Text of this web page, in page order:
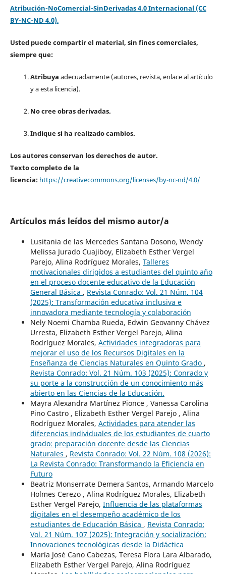
Atribución-NoComercial-SinDerivadas 4.0 Internacional (CC
BY-NC-ND 4.0).
Usted puede compartir el material, sin fines comerciales,
siempre que:
Atribuya adecuadamente (autores, revista, enlace al artículo
y a esta licencia).
No cree obras derivadas.
Indique si ha realizado cambios.
Los autores conservan los derechos de autor.
Texto completo de la
licencia: https://creativecommons.org/licenses/by-nc-nd/4.0/
Artículos más leídos del mismo autor/a
Lusitania de las Mercedes Santana Dosono, Wendy
Melissa Jurado Cuajiboy, Elizabeth Esther Vergel
Parejo, Alina Rodríguez Morales, Talleres
motivacionales dirigidos a estudiantes del quinto año
en el proceso docente educativo de la Educación
General Básica , Revista Conrado: Vol. 21 Núm. 104
(2025): Transformación educativa inclusiva e
innovadora mediante tecnología y colaboración
Nely Noemi Chamba Rueda, Edwin Geovanny Chávez
Urresta, Elizabeth Esther Vergel Parejo, Alina
Rodríguez Morales, Actividades integradoras para
mejorar el uso de los Recursos Digitales en la
Enseñanza de Ciencias Naturales en Quinto Grado ,
Revista Conrado: Vol. 21 Núm. 103 (2025): Conrado y
su porte a la construcción de un conocimiento más
abierto en las Ciencias de la Educación.
Mayra Alexandra Martínez Pionce , Vanessa Carolina
Pino Castro , Elizabeth Esther Vergel Parejo , Alina
Rodríguez Morales, Actividades para atender las
diferencias individuales de los estudiantes de cuarto
grado: preparación docente desde las Ciencias
Naturales , Revista Conrado: Vol. 22 Núm. 108 (2026):
La Revista Conrado: Transformando la Eficiencia en
Futuro
Beatriz Monserrate Demera Santos, Armando Marcelo
Holmes Cerezo , Alina Rodríguez Morales, Elizabeth
Esther Vergel Parejo, Influencia de las plataformas
digitales en el desempeño académico de los
estudiantes de Educación Básica , Revista Conrado:
Vol. 21 Núm. 107 (2025): Integración y socialización:
Innovaciones tecnológicas desde la Didáctica
María José Cano Cabezas, Teresa Flora Lara Albarado,
Elizabeth Esther Vergel Parejo, Alina Rodríguez